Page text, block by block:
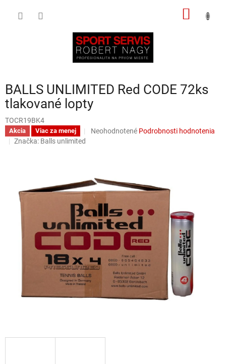
BALLS UNLIMITED Red CODE 72ks
tlakované lopty
TOCR19BK4
Akcia Viac za menej
Priemerné
z
5
hviezdičiek.
Neohodnotené Podrobnosti hodnotenia
Značka: Balls unlimited